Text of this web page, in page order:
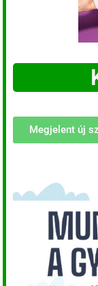
Megjelent új